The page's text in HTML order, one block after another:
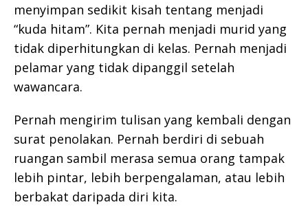
menyimpan sedikit kisah tentang menjadi
“kuda hitam”. Kita pernah menjadi murid yang
tidak diperhitungkan di kelas. Pernah menjadi
pelamar yang tidak dipanggil setelah
wawancara.
Pernah mengirim tulisan yang kembali dengan
surat penolakan. Pernah berdiri di sebuah
ruangan sambil merasa semua orang tampak
lebih pintar, lebih berpengalaman, atau lebih
berbakat daripada diri kita.